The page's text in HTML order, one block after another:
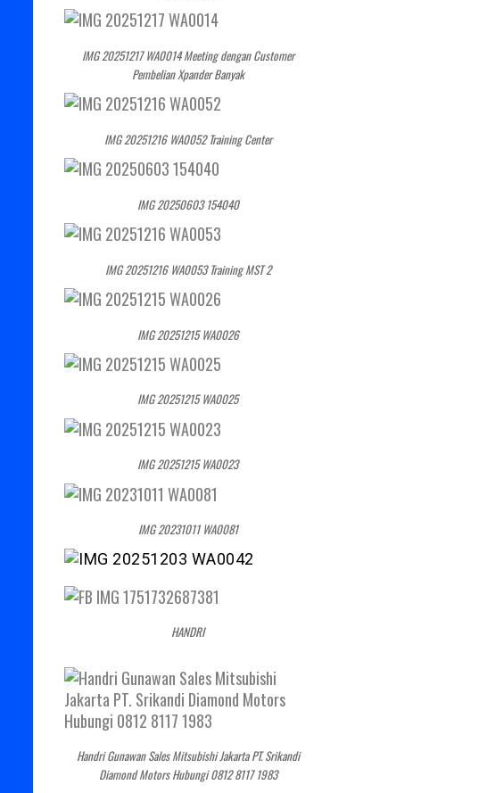
IMG 20251217 WA0014 Meeting dengan Customer
Pembelian Xpander Banyak
IMG 20251216 WA0052 Training Center
IMG 20250603 154040
IMG 20251216 WA0053 Training MST 2
IMG 20251215 WA0026
IMG 20251215 WA0025
IMG 20251215 WA0023
IMG 20231011 WA0081
HANDRI
Handri Gunawan Sales Mitsubishi Jakarta PT. Srikandi
Diamond Motors Hubungi 0812 8117 1983